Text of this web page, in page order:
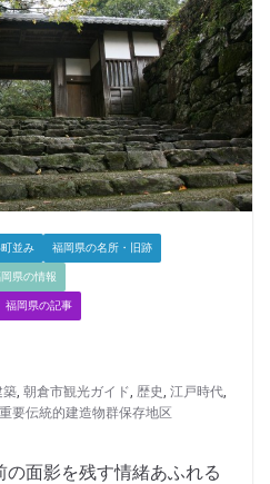
並み 福岡県の名所・旧跡
県の情報
福岡県の記事
築, 朝倉市観光ガイド, 歴史, 江戸時代,
重要伝統的建造物群保存地区
面影を残す情緒あふれる